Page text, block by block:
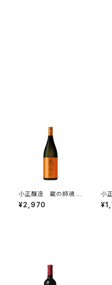
小正醸造 蔵の師魂 T
heOrange 1800ml
芋焼酎 一升瓶
¥2,970
小
か
芋